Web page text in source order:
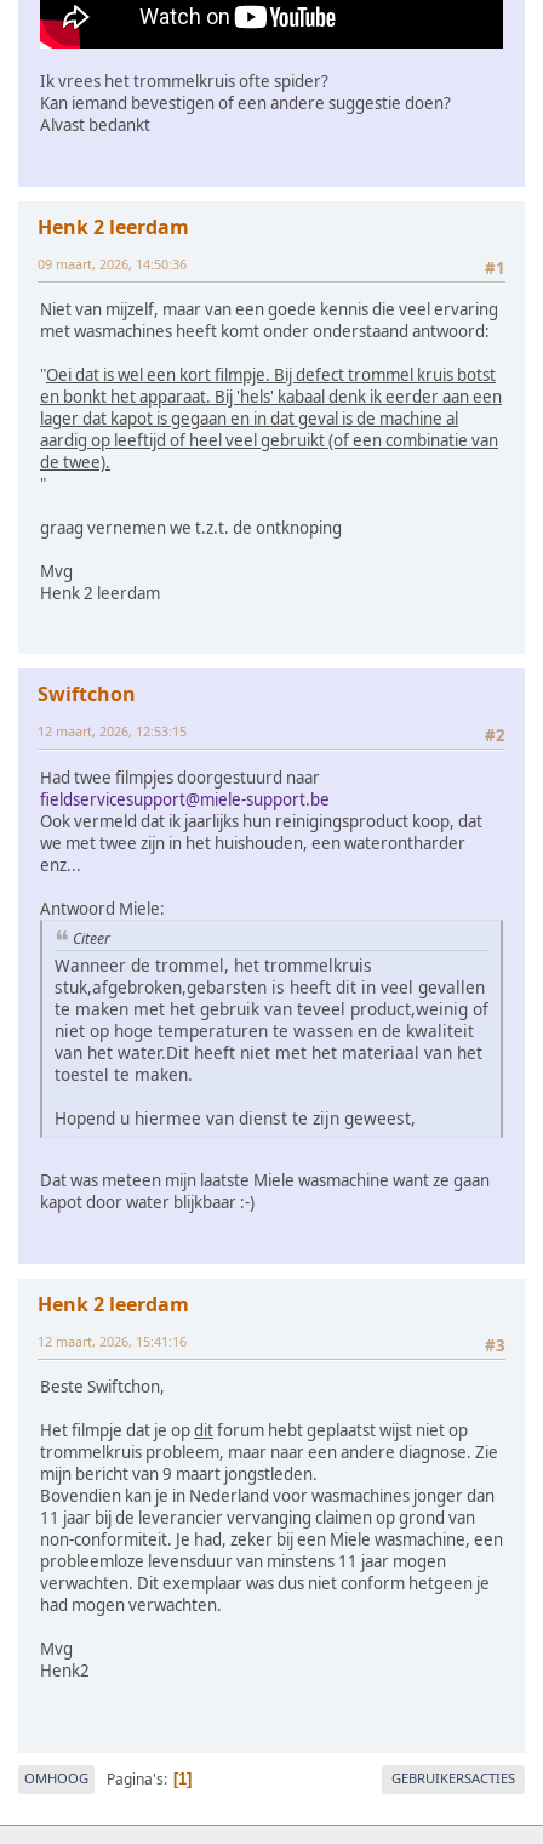
Ik vrees het trommelkruis ofte spider?
Kan iemand bevestigen of een andere suggestie doen?
Alvast bedankt
Henk 2 leerdam
#1
09 maart, 2026, 14:50:36
Niet van mijzelf, maar van een goede kennis die veel ervaring
met wasmachines heeft komt onder onderstaand antwoord:
"Oei dat is wel een kort filmpje. Bij defect trommel kruis botst
en bonkt het apparaat. Bij 'hels' kabaal denk ik eerder aan een
lager dat kapot is gegaan en in dat geval is de machine al
aardig op leeftijd of heel veel gebruikt (of een combinatie van
de twee).
"
graag vernemen we t.z.t. de ontknoping
Mvg
Henk 2 leerdam
Swiftchon
#2
12 maart, 2026, 12:53:15
Had twee filmpjes doorgestuurd naar
fieldservicesupport@miele-support.be
Ook vermeld dat ik jaarlijks hun reinigingsproduct koop, dat
we met twee zijn in het huishouden, een waterontharder
enz...
Antwoord Miele:
Citeer
Wanneer de trommel, het trommelkruis
stuk,afgebroken,gebarsten is heeft dit in veel gevallen
te maken met het gebruik van teveel product,weinig of
niet op hoge temperaturen te wassen en de kwaliteit
van het water.Dit heeft niet met het materiaal van het
toestel te maken.
Hopend u hiermee van dienst te zijn geweest,
Dat was meteen mijn laatste Miele wasmachine want ze gaan
kapot door water blijkbaar :-)
Henk 2 leerdam
#3
12 maart, 2026, 15:41:16
Beste Swiftchon,
Het filmpje dat je opditforum hebt geplaatst wijst niet op
trommelkruis probleem, maar naar een andere diagnose. Zie
mijn bericht van 9 maart jongstleden.
Bovendien kan je in Nederland voor wasmachines jonger dan
11 jaar bij de leverancier vervanging claimen op grond van
non-conformiteit. Je had, zeker bij een Miele wasmachine, een
probleemloze levensduur van minstens 11 jaar mogen
verwachten. Dit exemplaar was dus niet conform hetgeen je
had mogen verwachten.
Mvg
Henk2
OMHOOG Pagina's 1 GEBRUIKERSACTIES